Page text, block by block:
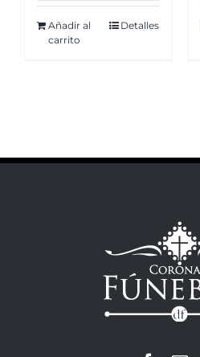
Añadir al
carrito
Detalles